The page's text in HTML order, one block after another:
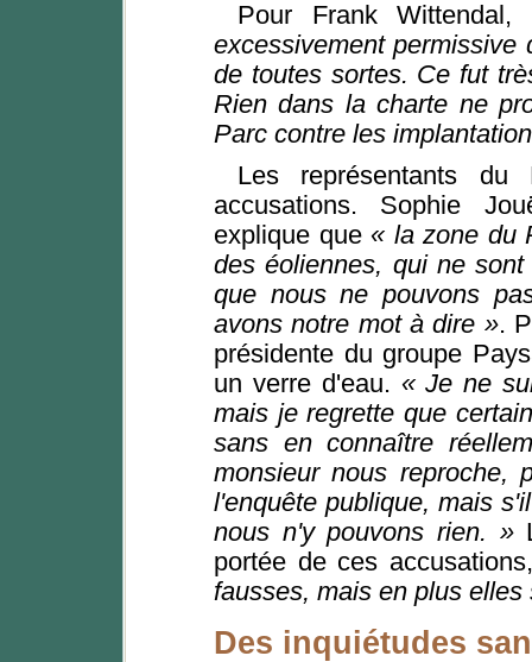
Pour Frank
excessivement
de toutes sortes. Ce fut
Rien dans la charte ne
Parc contre les
Les représentants
accusations. Sophie
explique que « la zone du
des éoliennes, qui ne
que nous ne pouvons
avons notre mot à dire ».
présidente du groupe
un verre d'eau. « Je ne
mais je regrette que
sans en connaître
monsieur nous reproche,
l'enquête publique, mais
nous n'y pouvons rien. »
portée de ces
fausses, mais en plus
Des inquiétudes